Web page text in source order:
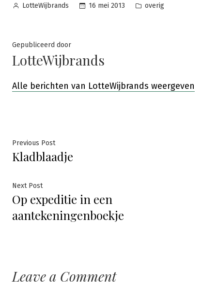
Posted
LotteWijbrands 16 mei 2013
Posted
overig
Gepubliceerd door
LotteWijbrands
Alle berichten van LotteWijbrands weergeven
Bericht
navigatie
Previous PostPrevious
post:
Kladblaadje
Next PostNext
post:
Op expeditie in een
aantekeningenboekje
Leave a Comment